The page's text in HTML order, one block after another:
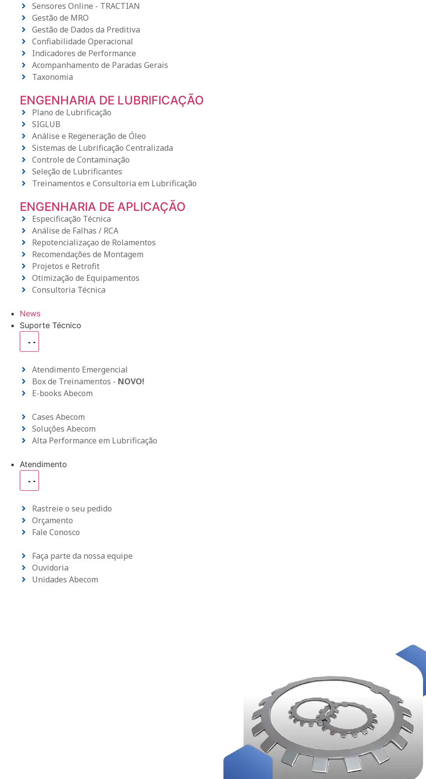
Sensores Online - TRACTIAN
Gestão de MRO
Gestão de Dados da Preditiva
Confiabilidade Operacional
Indicadores de Performance
Acompanhamento de Paradas Gerais
Taxonomia
ENGENHARIA DE LUBRIFICAÇÃO
Plano de Lubrificação
SIGLUB
Análise e Regeneração de Óleo
Sistemas de Lubrificação Centralizada
Controle de Contaminação
Seleção de Lubrificantes
Treinamentos e Consultoria em Lubrificação
ENGENHARIA DE APLICAÇÃO
Especificação Técnica
Análise de Falhas / RCA
Repotencializaçao de Rolamentos
Recomendações de Montagem
Projetos e Retrofit
Otimização de Equipamentos
Consultoria Técnica
News
Suporte Técnico
Atendimento Emergencial
Box de Treinamentos - NOVO!
E-books Abecom
Cases Abecom
Soluções Abecom
Alta Performance em Lubrificação
Atendimento
Rastreie o seu pedido
Orçamento
Fale Conosco
Faça parte da nossa equipe
Ouvidoria
Unidades Abecom